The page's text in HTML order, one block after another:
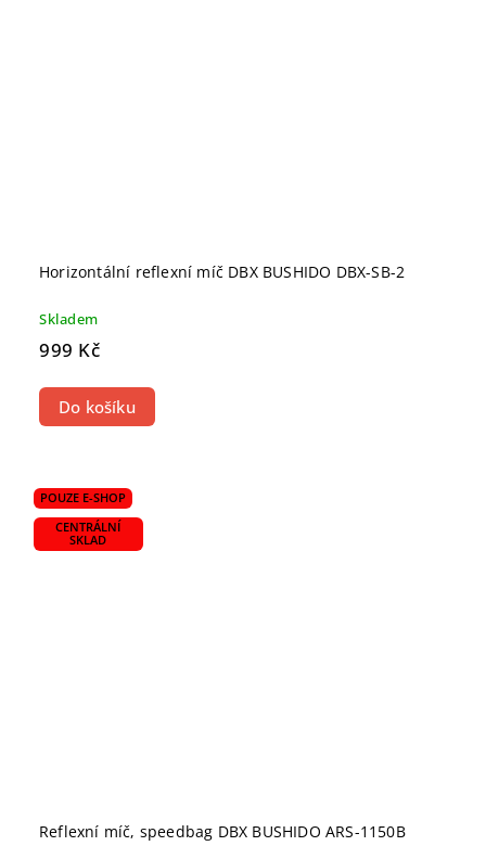
Horizontální reflexní míč DBX BUSHIDO DBX-SB-2
Skladem
999 Kč
Do košíku
POUZE E-SHOP
CENTRÁLNÍ
SKLAD
Reflexní míč, speedbag DBX BUSHIDO ARS-1150B